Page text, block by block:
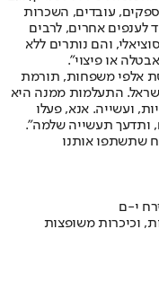
עובדים, השכרות
לענפים אחרים, לרבים
והם נותרים ללא
או פיצוי".
אלפי משפחות, תורמת
התעלמות ממנה היא
ועשייה. אנא, פעלו
ותדעך תעשייה שלמה".
שתשתפו אותנו
י-ם
וכיכרות משופצות